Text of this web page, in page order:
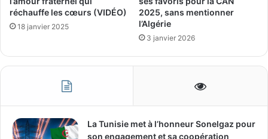
réchauffe les cœurs (VIDÉO)
18 janvier 2025
2025, sans mentionner
l’Algérie
3 janvier 2026
La Tunisie met à l’honneur Sonelgaz pour
son engagement et sa coopération